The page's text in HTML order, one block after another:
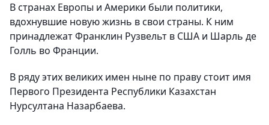
В странах Европы и Америки были политики,
вдохнувшие новую жизнь в свои страны. К ним
принадлежат Франклин Рузвельт в США и Шарль де
Голль во Франции.
В ряду этих великих имен ныне по праву стоит имя
Первого Президента Республики Казахстан
Нурсултана Назарбаева.